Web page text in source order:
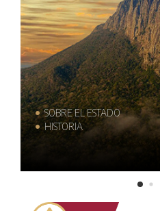
SOBRE EL ESTADO
HISTORIA